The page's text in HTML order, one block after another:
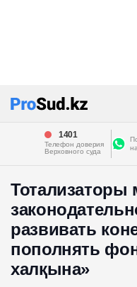
1401
Телефон доверия
Верховного суда
Тотализаторы
развивать
пополнять
халқына»